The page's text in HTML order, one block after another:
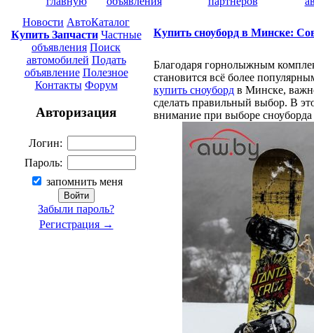
Новости АвтоКаталог
Купить Запчасти Частные
объявления Поиск
автомобилей Подать
объявление Полезное
Контакты Форум
Авторизация
Логин:
Пароль:
запомнить меня
Забыли пароль?
Регистрация →
Купить сноуборд в Минске:
Благодаря горнолыжным
становится всё более
купить сноуборд в Минске,
сделать правильный выбор. В
внимание при выборе сноуборда